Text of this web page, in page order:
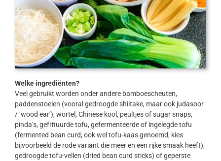
Welke ingrediënten?
Veel gebruikt worden onder andere bamboescheuten,
paddenstoelen (vooral gedroogde shiitake, maar ook judasoor
/ ‘wood ear’), wortel, Chinese kool, peultjes of sugar snaps,
pinda’s, gefrituurde tofu, gefermenteerde of ingelegde tofu
(fermented bean curd; ook wel tofu-kaas genoemd; kies
bijvoorbeeld de rode variant die meer en een rijke smaak heeft),
gedroogde tofu-vellen (dried bean curd sticks) of geperste